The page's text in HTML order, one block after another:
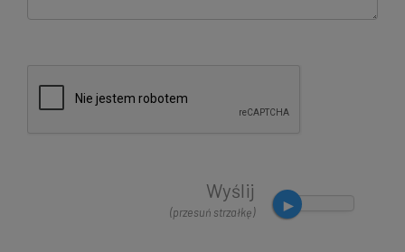
Wyślij
(przesuń strzałkę)